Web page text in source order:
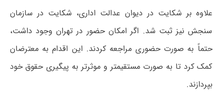
علاوه بر شکایت در دیوان عدالت اداری، شکایت در سازمان
سنجش نیز ثبت شد. اگر امکان حضور در تهران وجود داشت،
حتماً به صورت حضوری مراجعه کردند. این اقدام به معترضان
کمک کرد تا به صورت مستقیمتر و موثرتر به پیگیری حقوق خود
بپردازند.